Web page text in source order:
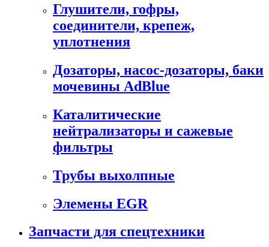
Глушители, гофры,
соединители, крепеж,
уплотнения
Дозаторы, насос-дозаторы, баки
мочевины AdBlue
Каталитические
нейтрализаторы и сажевые
фильтры
Трубы выхолпные
Элемены EGR
Запчасти для спецтехники